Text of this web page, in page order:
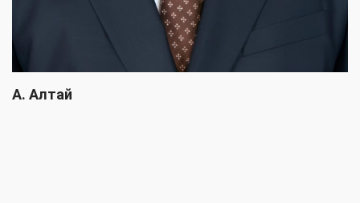
A. Алтай